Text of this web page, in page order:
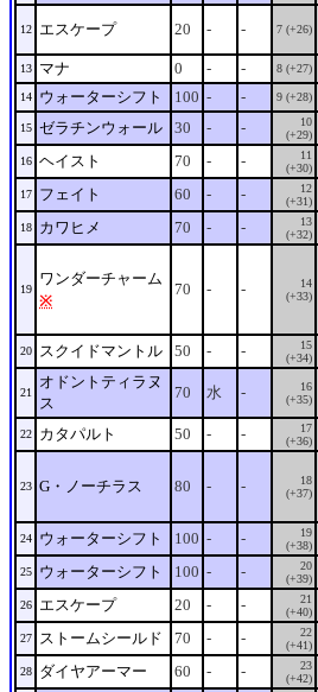
12 エスケープ 20 - - 7 (+26)
13 マナ 0 - - 8 (+27)
14 ウォーターシフト 100 - - 9 (+28)
15 ゼラチンウォール 30 - -
10
(+29)
16 ヘイスト 70 - -
11
(+30)
17 フェイト 60 - -
12
(+31)
18 カワヒメ 70 - -
13
(+32)
19
ワンダーチャーム
※
70 - -
14
(+33)
20 スクイドマントル 50 - -
15
(+34)
21
オドントティラヌ
ス
70 水 -
16
(+35)
22 カタパルト 50 - -
17
(+36)
23 G・ノーチラス 80 - -
18
(+37)
24 ウォーターシフト 100 - -
19
(+38)
25 ウォーターシフト 100 - -
20
(+39)
26 エスケープ 20 - -
21
(+40)
27 ストームシールド 70 - -
22
(+41)
28 ダイヤアーマー 60 - -
23
(+42)